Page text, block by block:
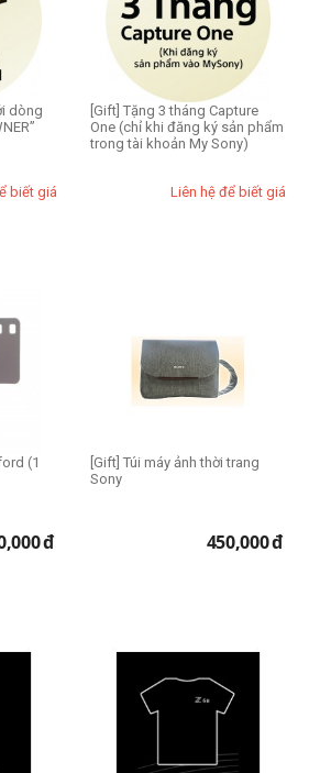
dòng
biết giá
[Gift] Tặng 3 tháng Capture
One (chỉ khi đăng ký sản phẩm
trong tài khoản My Sony)
Liên hệ để biết giá
(1
đ
[Gift] Túi máy ảnh thời trang
Sony
450,000đ